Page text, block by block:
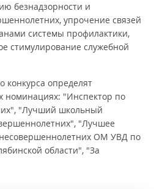
безнадзорности и
упрочение связей
системы профилактики,
стимулирование служебной
конкурса определят
номинациях: "Инспектор по
"Лучший школьный
"Лучшее
ОМ УВД по
области", "За